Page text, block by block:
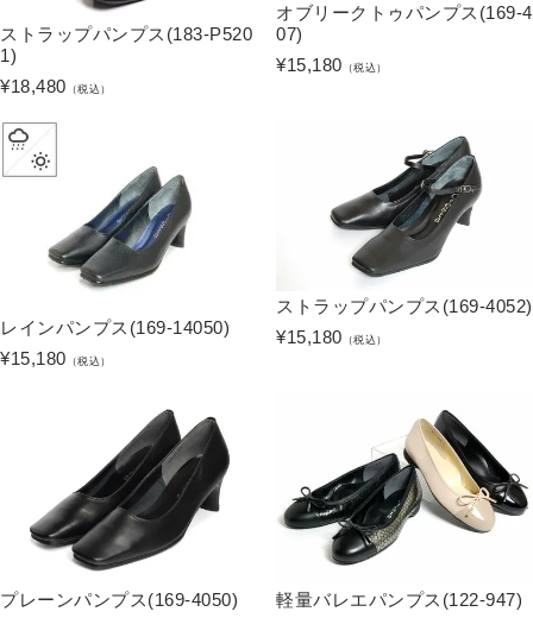
ストラップパンプス(183-P520
1)
¥18,480 （税込）
オブリークトゥパンプス(169-4
07)
¥15,180 （税込）
レインパンプス(169-14050)
¥15,180 （税込）
ストラップパンプス(169-4052)
¥15,180 （税込）
プレーンパンプス(169-4050)
軽量バレエパンプス(122-947)